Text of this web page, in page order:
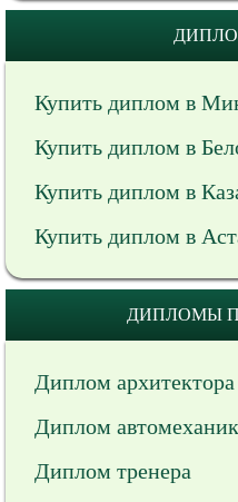
Купить диплом в
Купить диплом в
Купить диплом в
Купить диплом в
ДИПЛОМЫ
Диплом архитектора
Диплом
Диплом тренера